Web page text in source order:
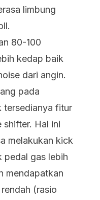
limbung
80-100
kedap baik
dari angin.
pada
tersedianya fitur
Hal ini
melakukan kick
pedal gas lebih
mendapatkan
(rasio